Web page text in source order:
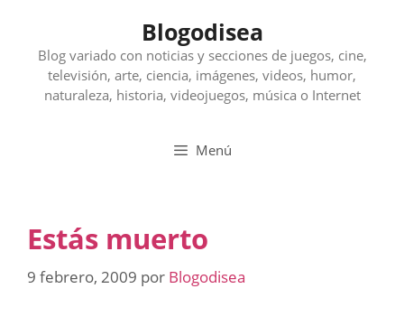
contenido
Blogodisea
Blog variado con noticias y secciones de juegos, cine,
televisión, arte, ciencia, imágenes, videos, humor,
naturaleza, historia, videojuegos, música o Internet
Menú
Estás muerto
9 febrero, 2009 por Blogodisea